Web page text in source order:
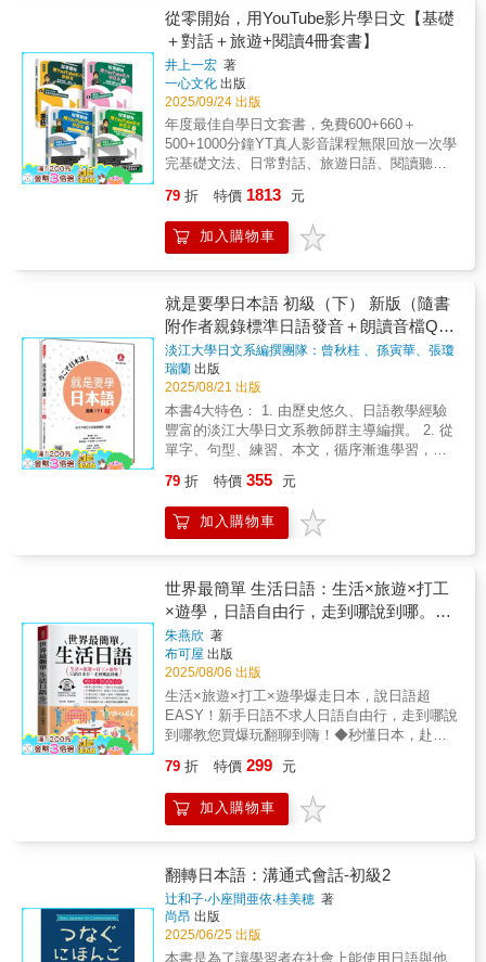
文化、社會、生活等面向。透過語言的學習過
程，深入理解日本文化。例：活動設計：在網
路上搜集日本餐廳的菜單，練習價錢的日語說
法以及招呼客人用語和點餐的對話。（￥為日
幣符號）‧Step 7 學習總複習 融會貫通每課
的內容後，透過此單元的「閱讀練習」、「聽
解練習」、「書寫練習」，確認每課的學習成
效，為日後的日語檢定立下堅固的基礎。例：
書寫練習① 重組＋翻譯①じゃ ありません
╱は╱ノート╱あそこ重
組
翻
譯
聽力練習 聽音檔的內容，將答案填入空格
② ですか。A：③ は
④ ですか。B：あそこです。あの建物
です。 全書最後的附錄還有時間數量的延
伸語彙、重點提示、會話中文翻譯、學習總複
習解答，以及語彙索引，讓學習者在學習正課
之後，更容易查找複習。此外，書封的QR
Code附有日籍名師親錄標準日語發音＋朗讀音
檔，掃描即可下載聆聽學習，幫助您學會一口
標準的日語！ 《超好學日本語 初級》由具
豐富教學經驗的教師群精心編寫，從零基礎、
求貼近生活的情境設計，搭配清楚的學習架
構，加上聽、說、讀、寫四大能力練習，讓學
習者學得懂、說得出，輕鬆踏出日語學習的第
一步！
時可放鬆，說出的日語有了溫度與氣息。 語言
是活的，它呼吸在每一部日劇的對話裡，閃現
在每一刻真實交流的靈光中。現在，就讓我們
從這100句開始，完成從「旁觀者」到「參與
者」的華麗轉身。打開本書，說出你的第一
句，充滿靈魂與生命力的日語。 告別啞巴日
語，從今天開始。
筆）」，隨時隨地都能聽音檔除了用眼睛背單
字之外，用耳朵記憶、熟悉發音更是背好單字
的訣竅。書中提供單字、例句音檔，只要搭配
隨書附贈的Youtor App（內含VRP虛擬點讀
筆），掃描書中QR Code下載音檔，只要下載
完成後，就可以隨掃隨聽，離線也能聽，再也
不用費心尋找CD播放器了。《日語會話走著
瞧》天啊！真的能放進口袋！完全為零碎時間
設計的口袋書，不只能夠一手掌握，而且內容
品質完全不縮水，就是要讓你走到哪，學到
哪！【使用說明】獨創「散步學習法」，無論
你身在何處都能「開口說日語」。不小心，就
用日文對答如流！Point 1 超級實用，情境式會
常生活の会話篇 日常生活會話篇 （初次見面、
時間與星期、心情、身體不適、每日的日常生
活）→ 旅行の会話篇 旅行會話篇（出發與抵
達、旅館住宿、觀光、逛街購物）→ 職場の会
話篇 職場會話篇（商務用語、職場溝通、面
試）→ 日本での暮らしの会話篇 日本生活會話
篇（公共設施與生活手續、家與生活空間、寵
物與動物）Point 2 符合時事，絕對道地以最新
的日文趨勢為基礎，除去傳統會話書那些已經
被時代淘汰的會話主題，開口說什麼都絕對不
のキャラクターの公式グッズはどこで売って
いますか？這個角色的官方周邊在哪裡賣？
便利サービスを利用する 使用便利服務（影
きますか？可以租Wi-Fi分享器嗎？Point 3 日語
會話音檔，隨掃隨聽日語會話就是要邊聽邊
唸，才能培養語感、正確發音。只要用
「Youtor App（內含VRP虛擬點讀筆）」掃描
書中QR Code即可隨時聆聽日籍老師的日語會
話音檔，同時鍛鍊日文聽力跟口說能力。※本
書不提供光碟及音檔下載。※音檔可離線聽
取。［「VRP虛擬點讀筆」App及網頁版介
「VRP虛擬點讀筆」（Virtual Reading Pen）
App及網頁版雙版本，幫助讀者有效率地讀取本
書相關的音檔。■ 線上下載「Youtor App」
（內含VRP虛擬點讀筆）1. 在哪裡下載「VRP
Code連結，或是於App商城搜尋「Youtor
App」下載即可。2. 為什麼會有「VRP虛擬點
讀筆」？（1）以往讀者購買語言學習工具書
時，為了要聽隨書附贈的音檔，總是要拿出已
https://youtu.be/ignJYDssZto（前半）、
https://youtu.be/VxDJY7_DbyM （後半）
●1000分鐘YT影音課程 ●60篇實用短文 ●20種
易混淆語法明明已經學過很多句型語法、背了
大量單字，卻還是常常覺得「有聽沒有到、有
看沒有懂」？文章看了好幾次仍然一頭霧水？
聽到長一點的句子就開始放空恍神？別擔心，
井上老師規劃了一系列課程：PART1——透過
60篇日常生活的實用短文，提升聽力與閱讀理
解力。每篇短文會先用中等語速唸一次，再逐
唸一次，不必調整播放速度也能反覆聆聽，掌
握道地發音，增加語感。PART2——針對日語
初學者的痛點，挑選20個經常令人感到混淆的
們的相似處和相異處。百萬YT粉絲感謝推薦
@yasashidonn：生活化又實用，常常聽老師講
解，默默地就記下了不少文法，語感好像也變
好了。@lolitayu520：退休後學日語，喜歡老師
製作的教學影片，對學習有幫助。@小李子-
t1e：這些剛好都是我搞不清楚的點，透過老師
詳細的説明，變得有概念，長知識了，謝謝老
師。@高○瑛：老師最後說：多聽幾遍耳朵會習
很難，過一段時間再聽，耳朵比較習慣了。謝
謝井上老師清楚的說明。特別是用台灣人常用
的說法來解釋日語的用法，讓我們很容易瞭
解。謝謝老師。@gy0857la：謝謝老師！文章
短短的，降低閱讀日文的恐懼，內容也很生活
化，太棒了！@angela4890：老師顧及到了聽
說讀寫各個方面的內容以及不同層次水平的學
習者，一看就是專業語言老師。辛苦了！
@zgaqnoadomb：這樣的型態學習效果很好，
單字量會增多，也可以順便講句型文法，也有
聽力，非常棒。@KaoruSwiss：老師的讀解說
明都很清楚，連不喜歡讀文章的我都有興趣看
了！@鷺-w1g：謝謝老師～正在學習N1，當初
學習N2時也非常需要這種相似文法的差別整
理，幫大忙了！@孫○吉：井上老師你的教學很
好，我自學的老人家聽了比較懂。
@gracechang365：這次可以聽懂90%，好開
心！感謝老師的影片。多聽，就會習慣語音和
可以瞭解日本的各種文化。謝謝老師的用心！
@aileenshen8025：透過老師的實用教學，可
以增進自己的日文聽力及文法，很喜歡這樣的
課程。@小椅子-s2k：很喜歡老師這種短篇教
學，不用花很長時間就可以瞭解語法差別，謝
從零開始，用YouTube影片學日文【基礎
＋對話＋旅遊+閱讀4冊套書】
井上一宏 著
一心文化 出版
2025/09/24 出版
年度最佳自學日文套書，免費600+660＋
500+1000分鐘YT真人影音課程無限回放一次學
完基礎文法、日常對話、旅遊日語、閱讀聽力
+第三集（旅遊日語）+第四集（閱讀聽力）套
書・專為零基礎者設計：(1)22堂入門YT日語課
(2)12堂日常對話訓練(3)25堂旅遊日語(4)60堂閱
音、動詞變化、日常對話、旅遊日語到閱讀聽
力測驗，循序漸進，打好自學基礎・不斷再
版，榮獲網路書店語言學習類年度暢銷榜・日
文自學者讚嘆：教材搭配真人老師的教學影片
和單純看書自學相比，效率真的差很大！・頻
道總點閱率超過3600萬次，超過39萬粉絲按
讚：這是YT上最棒的日語教學系列各位好，我
是生於神戶的日本語老師井上一宏，在二十三
歲的時候來到台灣留學，並取得了台灣師範大
學的政治研究所碩士。回到日本之後，長期在
超過一千部日文教學影片。「從零開始學日
文」系列是我根據十多年的日文教學經驗，針
對完全沒有學過日文的中文讀者所設計的影片
最基礎也最重要的動詞變化。第二集則是同樣
重要的口語對話練習。第三集是旅遊日語系列
集結，包含了服務業最常用的尊敬語與謙讓語
教學。第四集是60堂課文閱讀和20堂類似語法
解析。很高興這個系列上線一年多就收到許多
自學者的正面迴響並獲得***年度語言排行榜暢
銷書。這本書就是這套影音課程精心編排的全
部講義。很高興你翻開了這套書籍，那麼也打
YouTube 專屬免費影片課程【從零開始學日
https://youtu.be/iKXyP0nWFwg?si=VS-
9_U0hS8yWznx9第二集日常對話練習篇660分
鐘影片：https://youtu.be/NSJQGvtmPeo?
si=3XsCkDyRY7vbUdG3第三集旅遊日語篇500
分鐘影片：https://www.youtube.com/watch?
v=C_rhUEDXG44第四集聽力閱讀篇1000分鐘
影片： https://youtu.be/ignJYDssZto（前
半）、https://youtu.be/VxDJY7_DbyM （後
79 折 特價 1813 元
加入購物車
就是要學日本語 初級（下） 新版（隨書
附作者親錄標準日語發音＋朗讀音檔QR
Code）
淡江大學日文系編撰團隊：曾秋桂 、孫寅華、張瓊
玲、中村香苗、落合由治、廖育卿、蔡欣吟、蔡佩
青著
瑞蘭 出版
2025/08/21 出版
本書4大特色： 1. 由歷史悠久、日語教學經驗
豐富的淡江大學日文系教師群主導編撰。 2. 從
單字、句型、練習、本文，循序漸進學習，打
結合該課內容與日本現況，日語、文化一把
抓。 4. 由專業教師群錄製自然標準的東京腔發
音音檔，特別製作QR Code，掃描下載，聆聽
之《就是要學日本語 初級》，讓你開心學習，
同時也能打下扎實的日語基礎根基！★由最專
業、擁有豐富教學經驗的日語教學團隊編
撰 淡江大學日本語文學系自1966年成立至
今，除了肩負起為國家培育專業日語人才的責
任之外，也負責規劃並執行專屬淡江大學外系
學生選修日語、輔系日語的課程，校外則在結
盟的高中學校開設日文課程。 《就是要學
日本語 初級》乃教學經驗豐富的日本語文學系
教師群，特別針對第二外語學習者設計編撰的
並厚植實力。 《就是要學日本語 初級》分
為上、下二冊，各冊15課，共計30課。從平假
名、片假名50音圖表、發音練習，以及日常寒
文法、句型、單字。只要跟著本書學習，從日
語零基礎開始，按部就班，必能打下新日檢N3
合格的實力。★《就是要學日本語 初級
（下）》，最基礎、最簡單易學的內容
《就是要學日本語 初級（下）》共有15課，包
79 折 特價 355 元
加入購物車
世界最簡單 生活日語：生活×旅遊×打工
×遊學，日語自由行，走到哪說到哪。
（附贈線上MP3）
朱燕欣 著
布可屋 出版
2025/08/06 出版
生活×旅遊×打工×遊學爆走日本，說日語超
EASY！新手日語不求人日語自由行，走到哪說
到哪教您買爆玩翻聊到嗨！◆秒懂日本，赴日
語開口說日本自由行：逛街、搭車、問路零障
碍從遊學到打工：日本SOS求生日語一本通日
本必殺技日語：讓您買爆玩翻聊到嗨◆日語會
行生活日語新手日語不求人，我在日本走透透
【本書特色】◆馬上派上用場，絕對溝通：以
日常生活中，食衣住行八大主題為中心，延伸
出因應各種情境的句子，適時解決赴日生活、
旅遊，可能遇到的問題。◆句型簡單，適合初
79 折 特價 299 元
加入購物車
翻轉日本語：溝通式會話-初級2
辻和子‧小座間亜依‧桂美穂 著
尚昂 出版
2025/06/25 出版
本書是為了讓學習者在社會上能使用日語與他